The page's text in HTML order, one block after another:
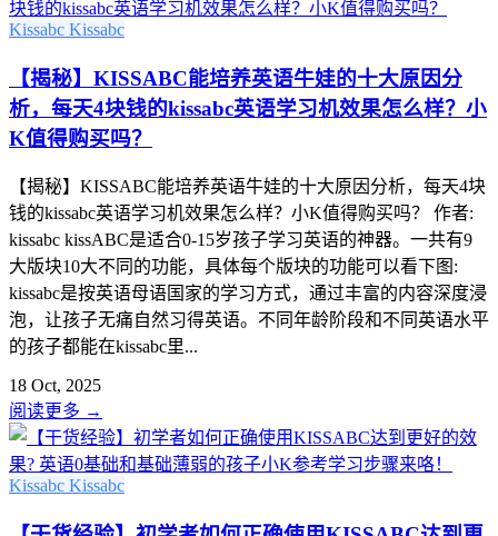
Kissabc Kissabc
【揭秘】KISSABC能培养英语牛娃的十大原因分
析，每天4块钱的kissabc英语学习机效果怎么样？小
K值得购买吗？
【揭秘】KISSABC能培养英语牛娃的十大原因分析，每天4块
钱的kissabc英语学习机效果怎么样？小K值得购买吗？ 作者:
kissabc kissABC是适合0-15岁孩子学习英语的神器。一共有9
大版块10大不同的功能，具体每个版块的功能可以看下图:
kissabc是按英语母语国家的学习方式，通过丰富的内容深度浸
泡，让孩子无痛自然习得英语。不同年龄阶段和不同英语水平
的孩子都能在kissabc里...
18 Oct, 2025
阅读更多 →
Kissabc Kissabc